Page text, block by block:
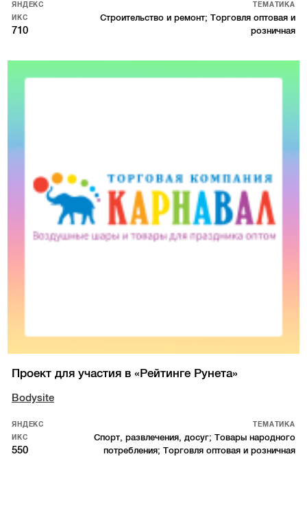
ЯНДЕКС
ИКС
710
ТЕМАТИКА
Строительство и ремонт; Торговля оптовая и
розничная
Проект для участия в «Рейтинге Рунета»
Bodysite
ЯНДЕКС
ИКС
550
ТЕМАТИКА
Спорт, развлечения, досуг; Товары народного
потребления; Торговля оптовая и розничная